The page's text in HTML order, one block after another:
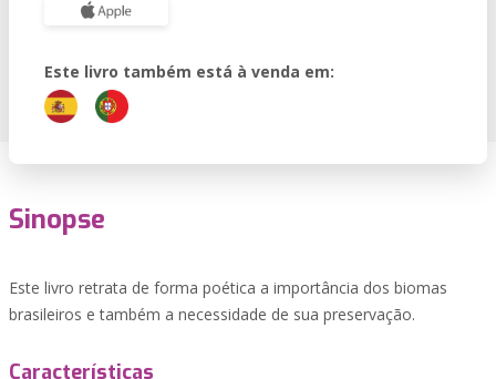
Este livro também está à venda em:
Sinopse
Este livro retrata de forma poética a importância dos biomas
brasileiros e também a necessidade de sua preservação.
Características